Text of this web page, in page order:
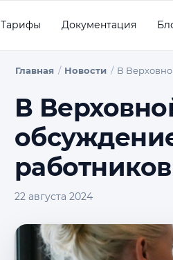
Тарифы Документация
Главная Новости В
В
работников
22 августа 2024